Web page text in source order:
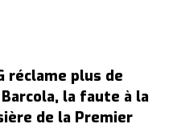
réclame plus de
la faute à la
de la Premier